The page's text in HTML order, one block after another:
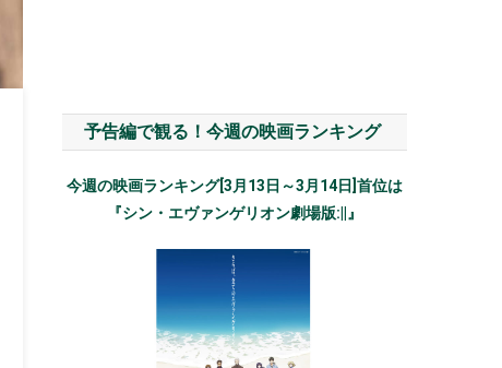
予告編で観る！今週の映画ランキング
今週の映画ランキング[3月13日～3月14日]首位は
『シン・エヴァンゲリオン劇場版:||』